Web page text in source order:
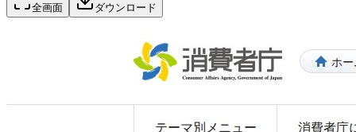
全画面 ダウンロード